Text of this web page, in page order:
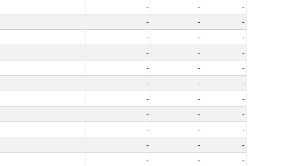
- -
-
- -
-
- -
-
- -
-
- -
-
- -
-
- -
-
- -
-
- -
-
- -
-
- -
-